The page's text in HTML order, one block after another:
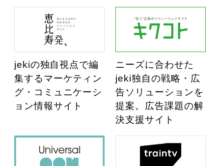
jekiの独自視点で編
集するマーケティン
グ・コミュニケーシ
ョン情報サイト
ニーズに合わせた
jeki独自の戦略・広
告ソリューションを
提案。広告課題の解
決支援サイト